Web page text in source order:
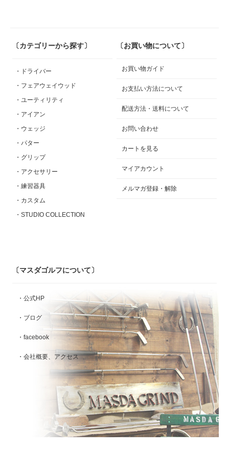
〔カテゴリーから探す〕
・ドライバー
・フェアウェイウッド
・ユーティリティ
・アイアン
・ウェッジ
・パター
・グリップ
・アクセサリー
・練習器具
・カスタム
・STUDIO COLLECTION
〔お買い物について〕
お買い物ガイド
お支払い方法について
配送方法・送料について
お問い合わせ
カートを見る
マイアカウント
メルマガ登録・解除
〔マスダゴルフについて〕
・公式HP
・ブログ
・facebook
・会社概要、アクセス